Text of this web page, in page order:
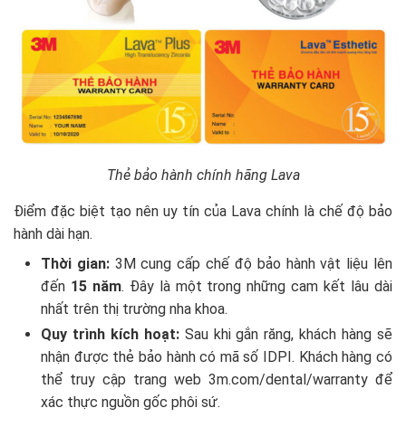
Thẻ bảo hành chính hãng Lava
Điểm đặc biệt tạo nên uy tín của Lava chính là chế độ bảo
hành dài hạn.
Thời gian:3M cung cấp chế độ bảo hành vật liệu lên
đến 15 năm. Đây là một trong những cam kết lâu dài
nhất trên thị trường nha khoa.
Quy trình kích hoạt:Sau khi gắn răng, khách hàng sẽ
nhận được thẻ bảo hành có mã số IDPI. Khách hàng có
thể truy cập trang web 3m.com/dental/warranty để
xác thực nguồn gốc phôi sứ.